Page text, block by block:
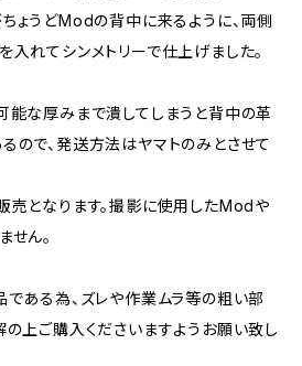
ょうどModの背中に来るように、両側
入れてシンメトリーで仕上げました。
能な厚みまで潰してしまうと背中の革
ので、発送方法はヤマトのみとさせて
売となります。撮影に使用したModや
せん。
である為、ズレや作業ムラ等の粗い部
の上ご購入くださいますようお願い致し